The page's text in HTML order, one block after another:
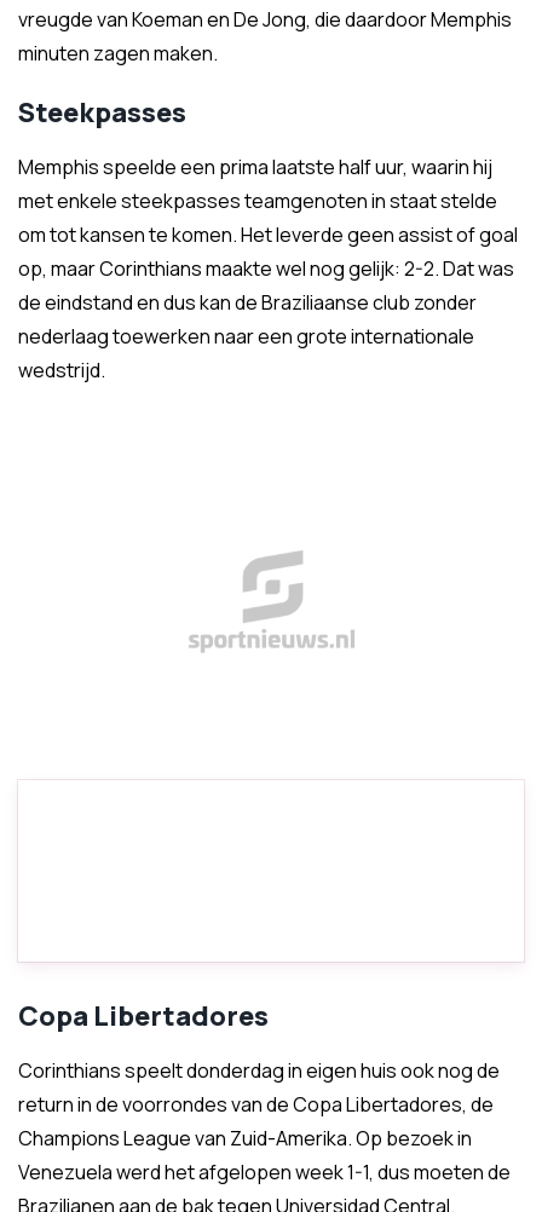
vreugde van Koeman en De Jong, die daardoor Memphis
minuten zagen maken.
Steekpasses
Memphis speelde een prima laatste half uur, waarin hij
met enkele steekpasses teamgenoten in staat stelde
om tot kansen te komen. Het leverde geen assist of goal
op, maar Corinthians maakte wel nog gelijk: 2-2. Dat was
de eindstand en dus kan de Braziliaanse club zonder
nederlaag toewerken naar een grote internationale
wedstrijd.
Copa Libertadores
Corinthians speelt donderdag in eigen huis ook nog de
return in de voorrondes van de Copa Libertadores, de
Champions League van Zuid-Amerika. Op bezoek in
Venezuela werd het afgelopen week 1-1, dus moeten de
Brazilianen aan de bak tegen Universidad Central.